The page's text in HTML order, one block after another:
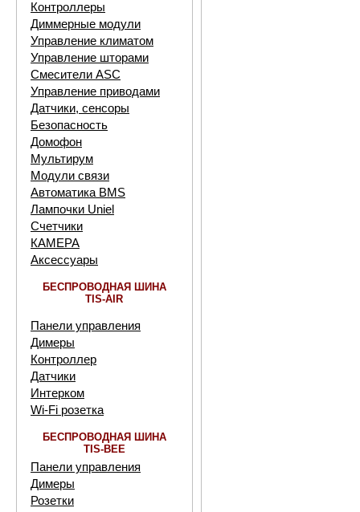
Контроллеры
Диммерные модули
Управление климатом
Управление шторами
Смесители ASC
Управление приводами
Датчики, сенсоры
Безопасность
Домофон
Мультирум
Модули связи
Автоматика BMS
Лампочки Uniel
Счетчики
КАМЕРА
Аксессуары
БЕСПРОВОДНАЯ ШИНА
TIS-AIR
Панели управления
Димеры
Контроллер
Датчики
Интерком
Wi-Fi розетка
БЕСПРОВОДНАЯ ШИНА
TIS-BEE
Панели управления
Димеры
Розетки